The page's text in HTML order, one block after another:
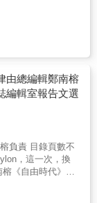
有大規模的工人
以「案件」為中
全面地掌握白色
編輯的刊物《野
的政治經濟狀
會平等的心聲。
插圖，加深讀者
台灣民眾勇於組
涵。
如何加諸於他們
以全面的反抗終
澄波等人，殉難
也終於懂得潘木
爭者的生命本
以鮮血書寫。她
進，完成「戰鬥
她為反抗者不屈
二二八受難者重
見的論點，刻劃
& ★
望。 ★跨越
的船隻，保護了
領導者是一位年
故事，卻被抹消
，尋回轉型正義
家族史折射澎湖
據澎湖二二八史
宇韶博士、詩人
播電
抗暴政了！澎湖
年死了是嗎？還
力協調，未引起
由總編輯鄭南榕
編輯室報告文選
頁數不
輯部選